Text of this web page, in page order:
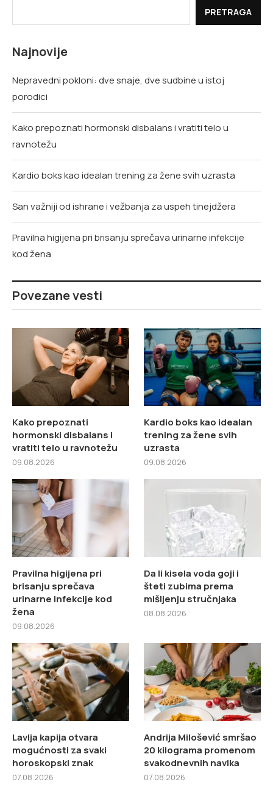
PRETRAGA
Najnovije
Nepravedni pokloni: dve snaje, dve sudbine u istoj
porodici
Kako prepoznati hormonski disbalans i vratiti telo u
ravnotežu
Kardio boks kao idealan trening za žene svih uzrasta
San važniji od ishrane i vežbanja za uspeh tinejdžera
Pravilna higijena pri brisanju sprečava urinarne infekcije
kod žena
Povezane vesti
Kako prepoznati
hormonski disbalans i
vratiti telo u ravnotežu
09.08.2026
Kardio boks kao idealan
trening za žene svih
uzrasta
09.08.2026
Pravilna higijena pri
brisanju sprečava
urinarne infekcije kod
žena
09.08.2026
Da li kisela voda goji i
šteti zubima prema
mišljenju stručnjaka
08.08.2026
Lavlja kapija otvara
mogućnosti za svaki
horoskopski znak
07.08.2026
Andrija Milošević smršao
20 kilograma promenom
svakodnevnih navika
07.08.2026